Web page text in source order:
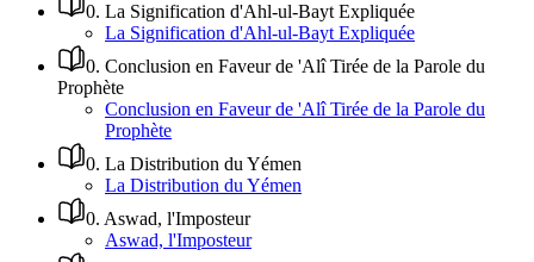
0. La Signification d'Ahl-ul-Bayt Expliquée
La Signification d'Ahl-ul-Bayt Expliquée
0. Conclusion en Faveur de 'Alî Tirée de la Parole du
Prophète
Conclusion en Faveur de 'Alî Tirée de la Parole du
Prophète
0. La Distribution du Yémen
La Distribution du Yémen
0. Aswad, l'Imposteur
Aswad, l'Imposteur